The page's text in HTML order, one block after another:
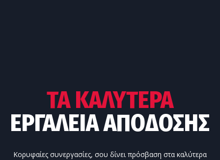
ΤΑ ΚΑΛΎΤΕΡΑ
ΕΡΓΑΛΕΊΑ ΑΠΌΔΟΣΗΣ
Κορυφαίες συνεργασίες, σου δίνει πρόσβαση στα καλύτερα